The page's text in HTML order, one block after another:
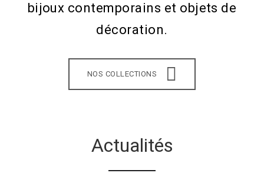
bijoux contemporains et objets de
décoration.
NOS COLLECTIONS
Actualités